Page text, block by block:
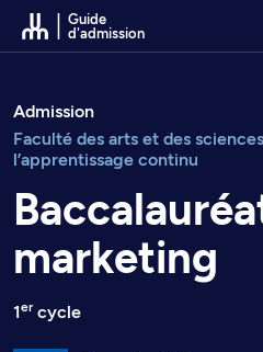
Passer au contenu
Guide
d'admission
Admission
Faculté des arts et des
l’apprentissage continu
marketing
1ercycle